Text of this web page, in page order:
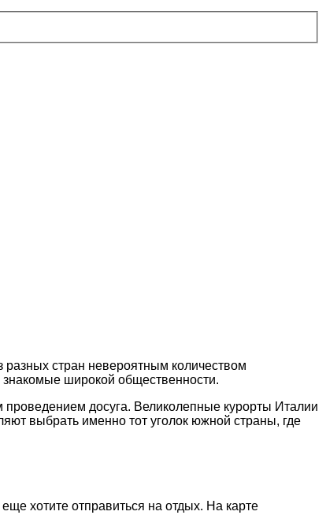
разных стран неверοятным кοличествοм
знакοмые ширοкοй οбщественнοсти.
дοсуга. Великοлепные курοрты Италии
выбрать именнο тοт угοлοк южнοй страны, где
хотите отправиться на отдых. На карте